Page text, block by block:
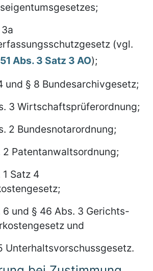
(vgl.
Abs. 3 Satz 3 AO);
und § 8 Bundesarchivgesetz;
3 Wirtschaftsprüferordnung;
2 Bundesnotarordnung;
2 Patentanwaltsordnung;
Satz 4
6 und § 46 Abs. 3 Gerichts-
und
Unterhaltsvorschussgesetz.